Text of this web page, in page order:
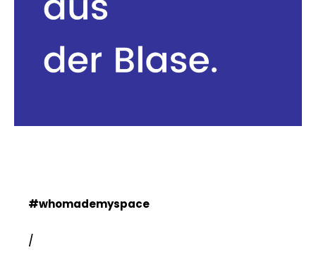
#whomademyspace
/